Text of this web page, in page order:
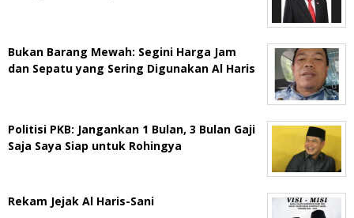
Bukan Barang Mewah: Segini Harga Jam
dan Sepatu yang Sering Digunakan Al Haris
Politisi PKB: Jangankan 1 Bulan, 3 Bulan Gaji
Saja Saya Siap untuk Rohingya
Rekam Jejak Al Haris-Sani